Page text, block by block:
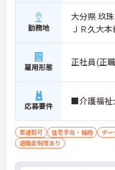
勤務地
大分県 玖
ＪＲ久大
雇用形態 正社員(正
応募要件 ■介護福祉
車通勤可 住宅手当・補助 ボー
退職金制度あり